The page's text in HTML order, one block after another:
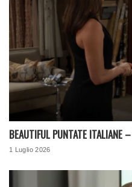
BEAUTIFUL PUNTATE
1 Luglio 2026